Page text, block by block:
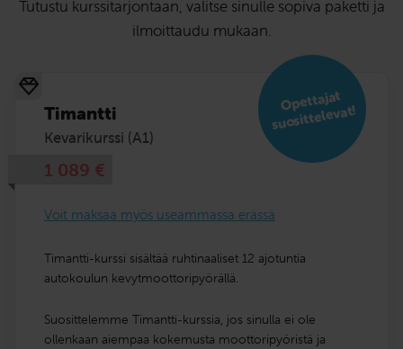
Tutustu kurssitarjontaan, valitse sinulle sopiva paketti ja
ilmoittaudu mukaan.
Timantti
Kevarikurssi (A1)
Opettajat
suosittelevat!
1 089 €
Voit maksaa myös useammassa erässä
Timantti-kurssi sisältää ruhtinaaliset 12 ajotuntia
autokoulun kevytmoottoripyörällä.
Suosittelemme Timantti-kurssia, jos sinulla ei ole
ollenkaan aiempaa kokemusta moottoripyöristä ja